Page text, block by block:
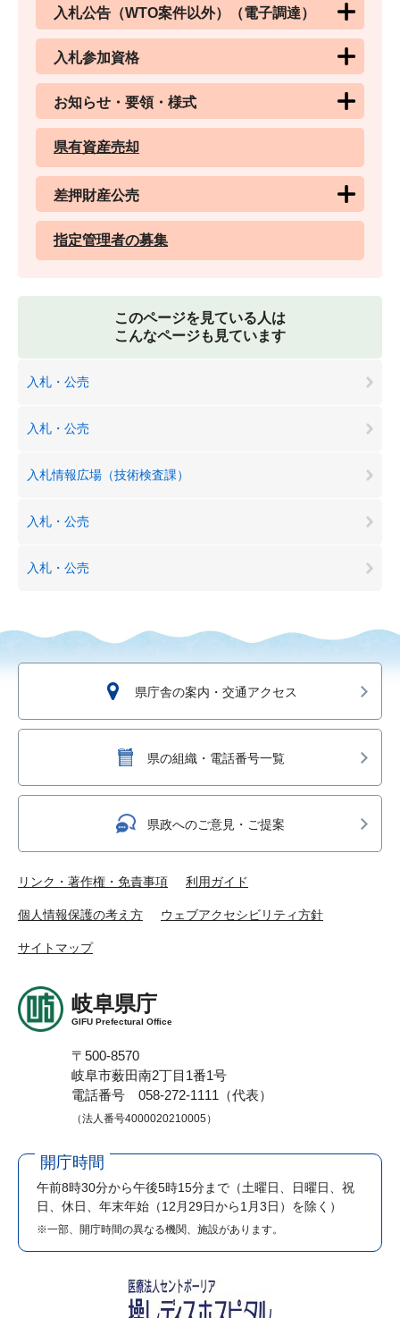
入札公告（WTO案件以外）（電子調達）
入札参加資格
お知らせ・要領・様式
県有資産売却
差押財産公売
指定管理者の募集
このページを見ている人は
こんなページも見ています
入札・公売
入札・公売
入札情報広場（技術検査課）
入札・公売
入札・公売
県庁舎の案内・交通アクセス
県の組織・電話番号一覧
県政へのご意見・ご提案
リンク・著作権・免責事項 利用ガイド
個人情報保護の考え方 ウェブアクセシビリティ方針
サイトマップ
岐阜県庁
GIFU Prefectural Office
〒500-8570
岐阜市薮田南2丁目1番1号
電話番号 058-272-1111（代表）
（法人番号4000020210005）
開庁時間
午前8時30分から午後5時15分まで （土曜日、日曜日、祝
日、休日、年末年始（12月29日から1月3日）を除く）
※一部、開庁時間の異なる機関、施設があります。